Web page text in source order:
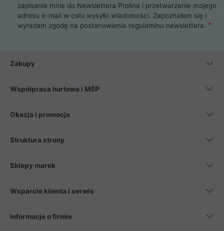
zapisanie mnie do Newslettera Proline i przetwarzanie mojego
adresu e-mail w celu wysyłki wiadomości. Zapoznałem się i
wyrażam zgodę na postanowienia regulaminu newslettera.
Zakupy
Współpraca hurtowa i MŚP
Okazja i promocja
Struktura strony
Sklepy marek
Wsparcie klienta i serwis
Informacje o firmie